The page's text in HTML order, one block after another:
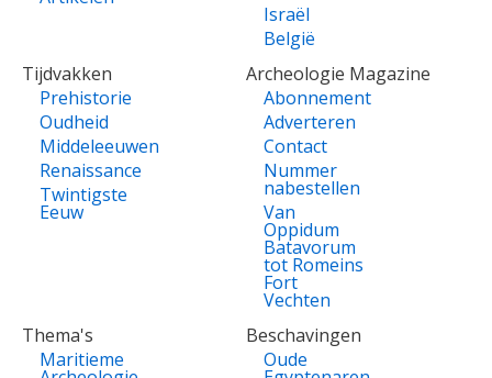
Israël
België
Tijdvakken
Prehistorie
Oudheid
Middeleeuwen
Renaissance
Twintigste
Eeuw
Archeologie Magazine
Abonnement
Adverteren
Contact
Nummer
nabestellen
Van
Oppidum
Batavorum
tot Romeins
Fort
Vechten
Thema's
Maritieme
Beschavingen
Oude